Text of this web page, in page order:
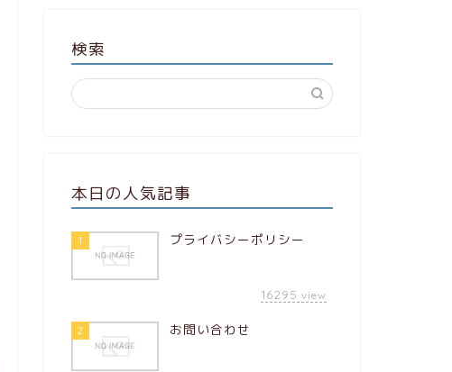
検索
本日の人気記事
1 プライバシーポリシー
16295 view
2 お問い合わせ